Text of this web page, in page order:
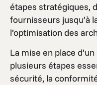
étapes stratégiques,
fournisseurs jusqu’à
l’optimisation des
La mise en place d’un
plusieurs étapes
sécurité, la